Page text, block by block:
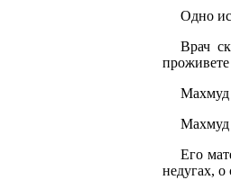
Одно
Врач
Махмуд
Махмуд
Его
недугах,